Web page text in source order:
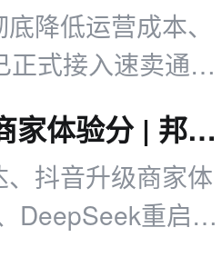
降低运营成本、
式接入速卖通
菜鸟推出全球三日达 抖音升级商家体验分 | 邦小白日报
抖音升级商家体
DeepSeek重启50